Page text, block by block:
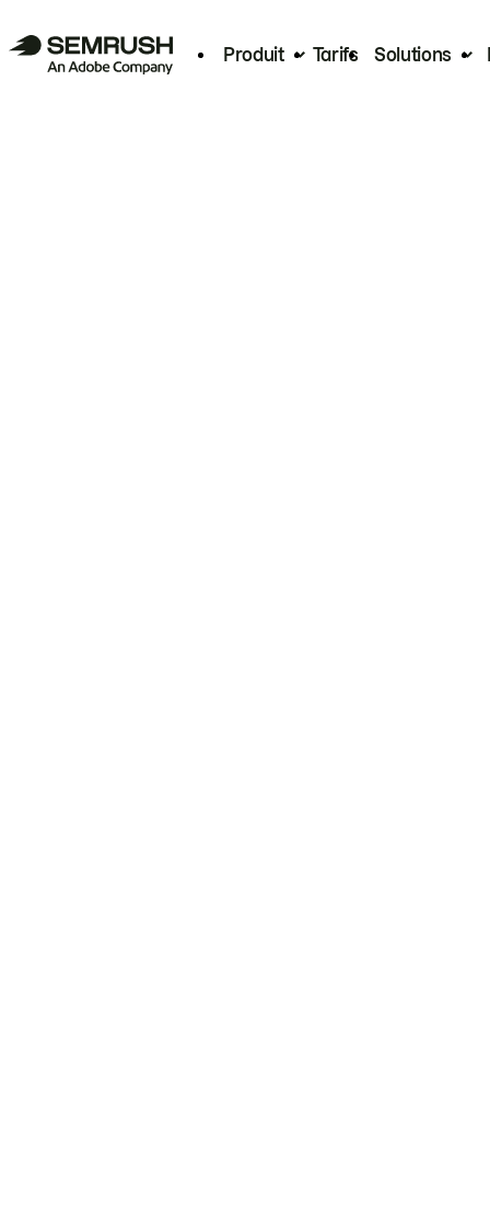
Produit Tarifs Solutions